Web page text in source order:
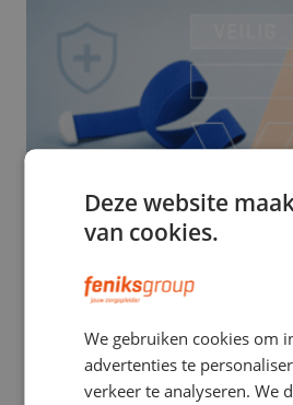
Stuwband versus tourniquet:
verschil met mogelijk ernstige
Deze website
van cookies.
We gebruiken cookies om
advertenties te
verkeer te analyseren. We